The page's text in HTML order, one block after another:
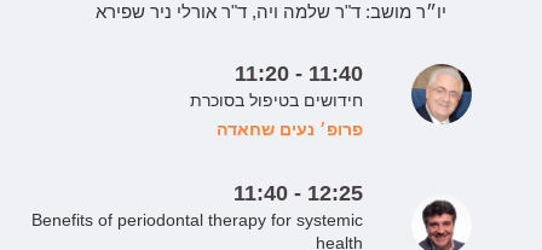
יו״ר מושב: ד"ר שלמה ויה, ד"ר אורלי ניר שפירא
11:20 - 11:40
חידושים בטיפול בסוכרת
פרופ׳ נעים שחאדה
11:40 - 12:25
Benefits of periodontal therapy for systemic
health